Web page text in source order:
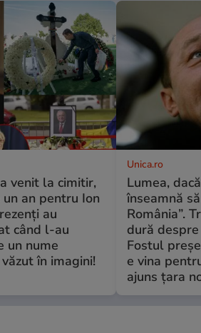
venit la cimitir,
an pentru Ion
au
când l-au
un nume
în imagini!
Unica.ro
Lumea,
înseamnă
România”.
dură
Fostul
e vina
ajuns țara